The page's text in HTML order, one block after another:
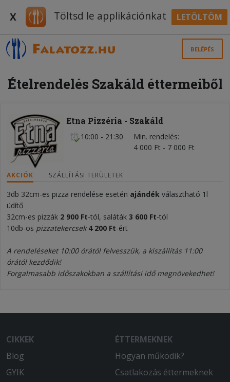
X Töltsd le applikációnkat LETÖLTÖM
BELÉPÉS
Ételrendelés Szakáld éttermeiből
Etna Pizzéria - Szakáld
10:00 - 21:30
Min. rendelés
4 000 Ft - 7 000 Ft
AKCIÓK SZÁLLÍTÁSI TERÜLETEK
3db 32cm-es pizza rendelése esetén ajándék választható 1l
üdítő
32cm-es pizzák 2 900 Ft-tól, saláták 3 600 Ft-tól
10db-os pizzatekercsek 4 200 Ft-ért
A rendeléseket 10:00 órától felvesszük, a kiszállítás 11:00
órától kezdődik!
Forgalmasabb időszakokban a szállítási idő megnövekedhet!
CIKKEK
Blog
GYIK
ÉTTERMEKNEK
Hogyan működik?
Csatlakozás éttermeknek